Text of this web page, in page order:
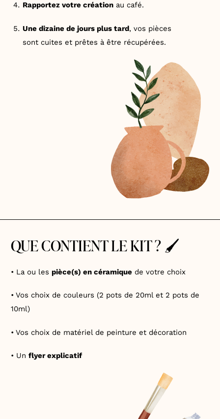
Rapportez votre création au café.
Une dizaine de jours plus tard, vos pièces
sont cuites et prêtes à être récupérées.
QUE CONTIENT LE KIT ? 🖌️
• La ou lespièce(s) en céramique de votre choix
• Vos choix de couleurs (2 pots de 20ml et 2 pots de
10ml)
• Vos choix de matériel de peinture et décoration
• Unflyer explicatif